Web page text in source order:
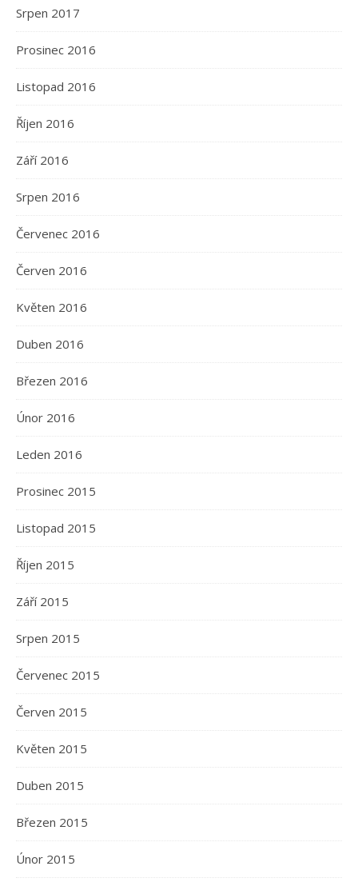
Srpen 2017
Prosinec 2016
Listopad 2016
Říjen 2016
Září 2016
Srpen 2016
Červenec 2016
Červen 2016
Květen 2016
Duben 2016
Březen 2016
Únor 2016
Leden 2016
Prosinec 2015
Listopad 2015
Říjen 2015
Září 2015
Srpen 2015
Červenec 2015
Červen 2015
Květen 2015
Duben 2015
Březen 2015
Únor 2015